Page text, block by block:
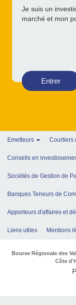
Je suis un
marché et mon
Entrer
Emetteurs Courtiers
Conseils en
Sociétés de Gestion de
Banques Teneurs de
Apporteurs d'affaires et
Liens utiles Mentions
Bourse Régionale des
Côte